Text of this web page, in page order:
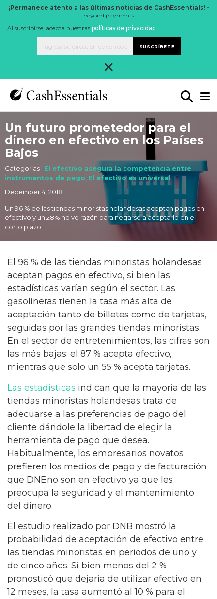
¡Permanece atento a las últimas noticias de CashEssentials! -
beyond payments
Al suscribirse, acepta nuestras políticas de privacidad .
SUSCRÍBETE
×
Un futuro prometedor para el
dinero en efectivo en los Países
Bajos
Categorías : El efectivo asegura la competencia entre
instrumentos de pago El efectivo es universal
December 4, 2018
Un 96 % de las tiendas minoristas holandesas aceptan pagos en
efectivo y un 28% no ve razón para negarse a aceptarlo en el
corto plazo.
El 96 % de las tiendas minoristas holandesas
aceptan pagos en efectivo, si bien las
estadísticas varían según el sector. Las
gasolineras tienen la tasa más alta de
aceptación tanto de billetes como de tarjetas,
seguidas por las grandes tiendas minoristas.
En el sector de entretenimientos, las cifras son
las más bajas: el 87 % acepta efectivo,
mientras que solo un 55 % acepta tarjetas.
Las estadísticas indican que la mayoría de las
tiendas minoristas holandesas trata de
adecuarse a las preferencias de pago del
cliente dándole la libertad de elegir la
herramienta de pago que desea.
Habitualmente, los empresarios novatos
prefieren los medios de pago y de facturación
que DNBno son en efectivo ya que les
preocupa la seguridad y el mantenimiento
del dinero.
El estudio realizado por DNB mostró la
probabilidad de aceptación de efectivo entre
las tiendas minoristas en períodos de uno y
de cinco años. Si bien menos del 2 %
pronosticó que dejaría de utilizar efectivo en
12 meses, la tasa aumentó al 10 % para el